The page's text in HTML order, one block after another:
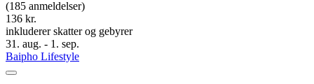
(185 anmeldelser)
136 kr.
inkluderer skatter og gebyrer
31. aug. - 1. sep.
Baipho Lifestyle